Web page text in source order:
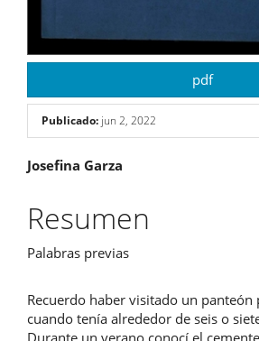
pdf
Publicado: jun 2, 2022
Contenido
principal
del
artículo
Josefina Garza
Resumen
Palabras previas
Recuerdo haber visitado un
cuando tenía alrededor de seis o